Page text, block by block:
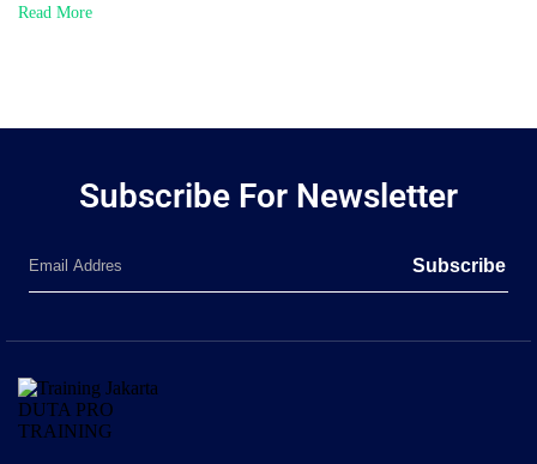
Read More
Subscribe For Newsletter
Subscribe